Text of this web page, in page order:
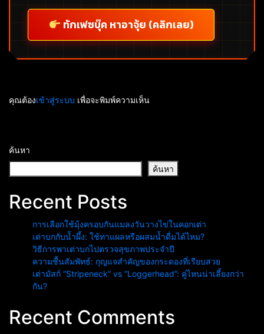
ทักเฟซบุ๊ค หาอาจุ้ย (คลิกเลย)
คุณต้องเข้าสู่ระบบ เพื่อจะพิมพ์ความเห็น
ค้นหา
ค้นหา
Recent Posts
การเลือกใช้มุ้งครอบกันแมลงวันวางไข่ในคอกเต่า
เต่าบกกับน้ำผึ้ง: ใช้ทาแผลหรือผสมน้ำดื่มได้ไหม?
วิธีการพาเต่าบกไปตรวจสุขภาพประจำปี
ความชื้นสัมพัทธ์: กุญแจสำคัญของกระดองที่เรียบสวย
เต่ามัสก์ “Stripeneck” vs “Loggerhead”: คู่ไหนน่าเลี้ยงกว่า
กัน?
Recent Comments